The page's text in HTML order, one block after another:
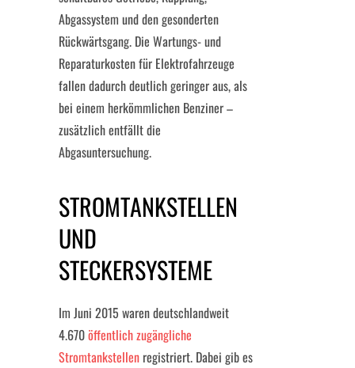
Abgassystem und den gesonderten
Rückwärtsgang. Die Wartungs- und
Reparaturkosten für Elektrofahrzeuge
fallen dadurch deutlich geringer aus, als
bei einem herkömmlichen Benziner –
zusätzlich entfällt die
Abgasuntersuchung.
STROMTANKSTELLEN
UND
STECKERSYSTEME
Im Juni 2015 waren deutschlandweit
4.670öffentlich zugängliche
Stromtankstellen registriert. Dabei gib es